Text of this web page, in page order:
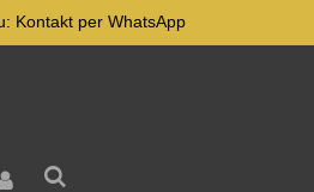
Kontakt per WhatsApp